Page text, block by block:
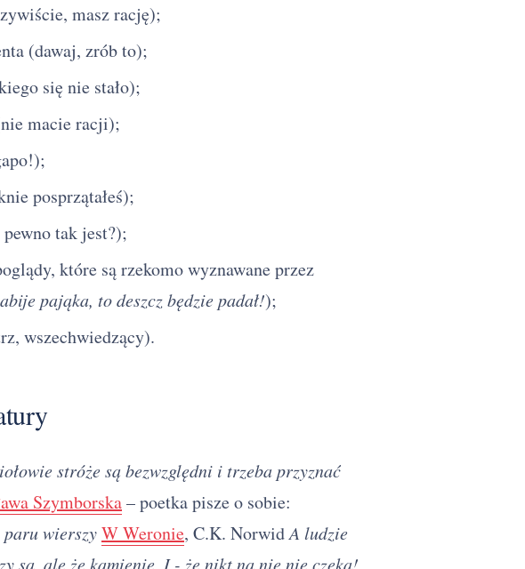
masz rację);
(dawaj, zrób to);
się nie stało);
macie racji);
posprzątałeś);
tak jest?);
które są rzekomo wyznawane przez
pająka, to deszcz będzie padał!);
wszechwiedzący).
stróże są bezwzględni i trzeba przyznać
Szymborska– poetka pisze o sobie:
wierszyW Weronie, C.K. NorwidA ludzie
są, ale że kamienie, I - że nikt na nie nie czeka!